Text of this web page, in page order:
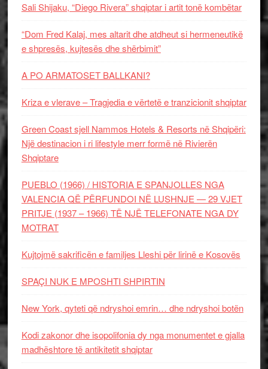
Sali Shijaku, “Diego Rivera” shqiptar i artit tonë kombëtar
“Dom Fred Kalaj, mes altarit dhe atdheut si hermeneutikë
e shpresës, kujtesës dhe shërbimit”
A PO ARMATOSET BALLKANI?
Kriza e vlerave – Tragjedia e vërtetë e tranzicionit shqiptar
Green Coast sjell Nammos Hotels & Resorts në Shqipëri:
Një destinacion i ri lifestyle merr formë në Rivierën
Shqiptare
PUEBLO (1966) / HISTORIA E SPANJOLLES NGA
VALENCIA QË PËRFUNDOI NË LUSHNJE — 29 VJET
PRITJE (1937 – 1966) TË NJË TELEFONATE NGA DY
MOTRAT
Kujtojmë sakrificën e familjes Lleshi për lirinë e Kosovës
SPAÇI NUK E MPOSHTI SHPIRTIN
New York, qyteti që ndryshoi emrin… dhe ndryshoi botën
Kodi zakonor dhe isopolifonia dy nga monumentet e gjalla
madhështore të antikitetit shqiptar